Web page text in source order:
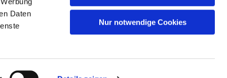
Daten
Nur notwendige Cookies